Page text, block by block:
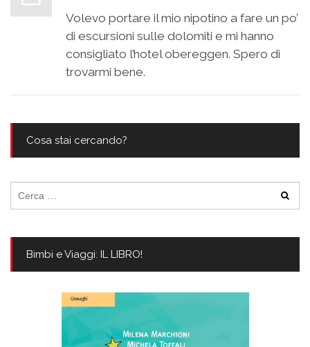
Volevo portare il mio nipotino a fare un po’
di escursioni sulle dolomiti e mi hanno
consigliato l’hotel obereggen. Spero di
trovarmi bene.
Cosa stai cercando?
per:
Bimbi e Viaggi: IL LIBRO!